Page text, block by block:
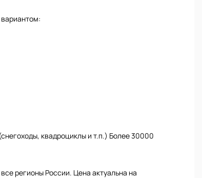
квадроциклы и т.п.) Более 30000
все регионы России. Цена актуальна на